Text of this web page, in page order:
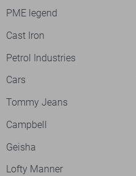
PME legend
Cast Iron
Petrol Industries
Cars
Tommy Jeans
Campbell
Geisha
Lofty Manner